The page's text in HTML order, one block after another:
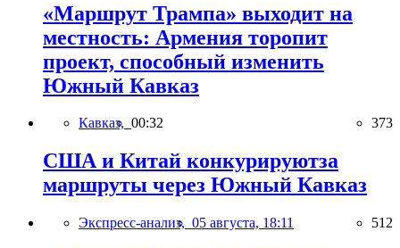
«Маршрут Трампа» выходит на
местность: Армения торопит
проект, способный изменить
Южный Кавказ
Кавказ, 00:32 373
США и Китай конкурируютза
маршруты через Южный Кавказ
Экспресс-анализ, 05 августа, 18:11 512